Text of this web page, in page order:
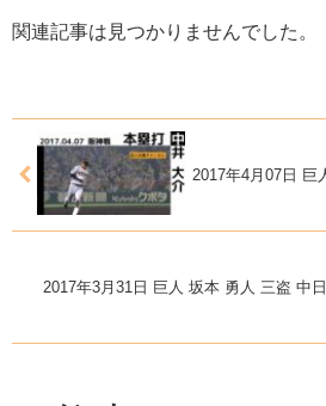
関連記事は見つかりませんでした。
2017年4月07日 巨
2017年3月31日 巨人 坂本 勇人 三盗 中